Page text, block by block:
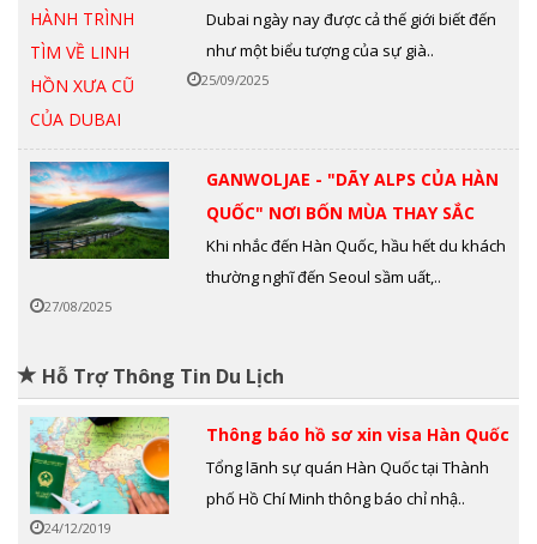
Dubai ngày nay được cả thế giới biết đến
như một biểu tượng của sự già..
25/09/2025
GANWOLJAE - "DÃY ALPS CỦA HÀN
QUỐC" NƠI BỐN MÙA THAY SẮC
Khi nhắc đến Hàn Quốc, hầu hết du khách
thường nghĩ đến Seoul sầm uất,..
27/08/2025
Hỗ Trợ Thông Tin Du Lịch
Thông báo hồ sơ xin visa Hàn Quốc
Tổng lãnh sự quán Hàn Quốc tại Thành
phố Hồ Chí Minh thông báo chỉ nhậ..
24/12/2019